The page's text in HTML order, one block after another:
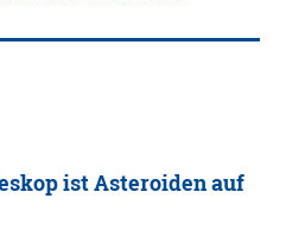
ist Asteroiden auf